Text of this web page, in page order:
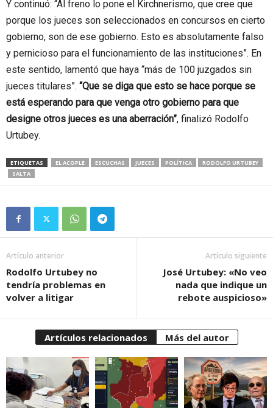
Y continuó: “Al freno lo pone el Kirchnerismo, que cree que
porque los jueces son seleccionados en concursos en cierto
gobierno, son de ese gobierno. Esto es absolutamente falso
y pernicioso para el funcionamiento de las instituciones”. En
este sentido, lamentó que haya “más de 100 juzgados sin
jueces titulares”. “Que se diga que esto se hace porque se
está esperando para que venga otro gobierno para que
designe otros jueces es una aberración”, finalizó Rodolfo
Urtubey.
ETIQUETAS EL ACOPLE ESCUCHAS JUECES POLÍTICA
RODOLFO URTUBEY
SALTA
Artículo anterior
Rodolfo Urtubey no
tendría problemas en
volver a litigar
Artículo siguiente
José Urtubey: «No veo
nada que indique un
rebote auspicioso»
Artículos relacionados Más del autor